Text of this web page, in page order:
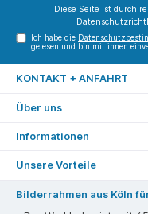
Diese Seite ist durch
Ich habe die
gelesen und bin mit ihnen
KONTAKT + ANFAHRT
Über uns
Informationen
Unsere Vorteile
Bilderrahmen aus Köln